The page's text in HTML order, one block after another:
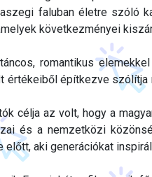
faluban életre szóló
következményei
romantikus
értékeiből építkezve
célja az volt, hogy a
és a nemzetközi
előtt, aki generációkat